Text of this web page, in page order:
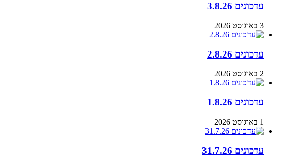
עדכונים 3.8.26
3 באוגוסט 2026
עדכונים 2.8.26
2 באוגוסט 2026
עדכונים 1.8.26
1 באוגוסט 2026
עדכונים 31.7.26